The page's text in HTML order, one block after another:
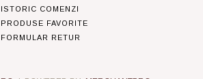
ISTORIC COMENZI
PRODUSE FAVORITE
FORMULAR RETUR